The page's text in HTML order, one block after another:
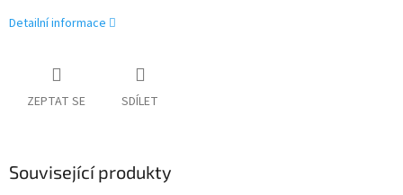
Detailní informace
ZEPTAT SE SDÍLET
Související produkty